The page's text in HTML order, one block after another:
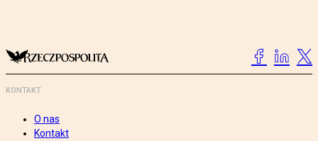
KONTAKT
O nas
Kontakt